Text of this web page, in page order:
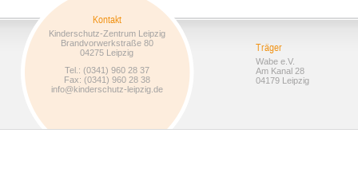
Kontakt
Kinderschutz-Zentrum Leipzig
Brandvorwerkstraße 80
04275 Leipzig
Tel.: (0341) 960 28 37
Fax: (0341) 960 28 38
info@kinderschutz-leipzig.de
Träger
Wabe e.V.
Am Kanal 28
04179 Leipzig